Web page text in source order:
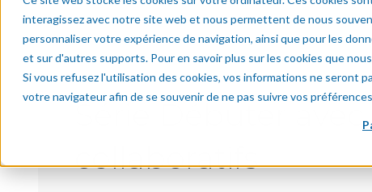
interagissez avec notre site web et nous permettent de nous
personnaliser votre expérience de navigation, ainsi que pour les
et sur d'autres supports. Pour en savoir plus sur les cookies que
Si vous refusez l'utilisation des cookies, vos informations ne seront
votre navigateur afin de se souvenir de ne pas suivre vos
Série Débuter
collaboratifs